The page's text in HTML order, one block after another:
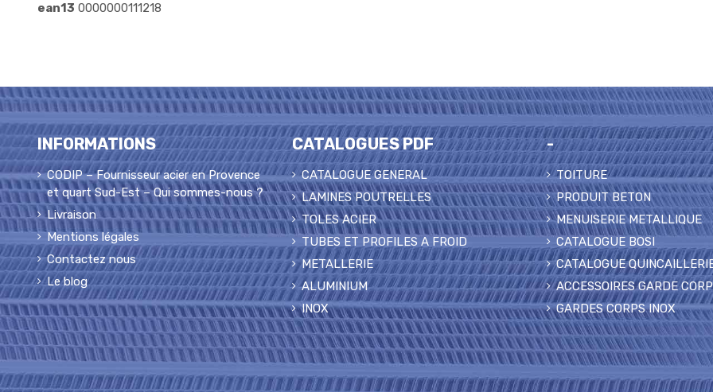
ean13 0000000111218
INFORMATIONS
CODIP – Fournisseur acier en Provence
et quart Sud-Est – Qui sommes-nous ?
Livraison
Mentions légales
Contactez nous
Le blog
CATALOGUES PDF
CATALOGUE GENERAL
LAMINES POUTRELLES
TOLES ACIER
TUBES ET PROFILES A FROID
METALLERIE
ALUMINIUM
INOX
-
TOITURE
PRODUIT BETON
MENUISERIE METALLIQUE
CATALOGUE BOSI
CATALOGUE
ACCESSOIRES GARDE
GARDES CORPS INOX